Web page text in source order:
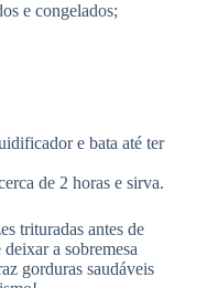
e congelados;
e bata até ter
de 2 horas e sirva.
trituradas antes de
a sobremesa
gorduras saudáveis